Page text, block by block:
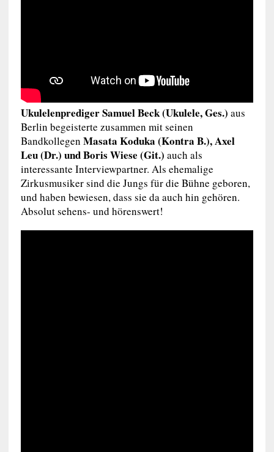
Ukulelenprediger Samuel Beck(Ukulele,Ges.) aus
Berlin begeisterte zusammen mit seinen
Bandkollegen Masata Koduka (Kontra B.), Axel
Leu (Dr.) und Boris Wiese (Git.) auch als
interessante Interviewpartner. Als ehemalige
Zirkusmusiker sind die Jungs für die Bühne geboren,
und haben bewiesen, dass sie da auch hin gehören.
Absolut sehens- und hörenswert!